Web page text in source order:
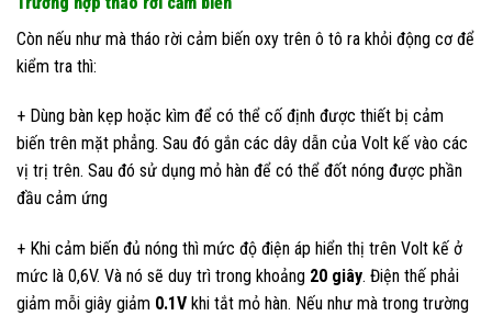
Còn nếu như mà tháo rời cảm biến oxy trên ô tô ra khỏi động cơ để
kiểm tra thì:
+ Dùng bàn kẹp hoặc kìm để có thể cố định được thiết bị cảm
biến trên mặt phẳng. Sau đó gắn các dây dẫn của Volt kế vào các
vị trị trên. Sau đó sử dụng mỏ hàn để có thể đốt nóng được phần
đầu cảm ứng
+ Khi cảm biến đủ nóng thì mức độ điện áp hiển thị trên Volt kế ở
mức là 0,6V. Và nó sẽ duy trì trong khoảng 20 giây. Điện thế phải
giảm mỗi giây giảm 0.1V khi tắt mỏ hàn. Nếu như mà trong trường